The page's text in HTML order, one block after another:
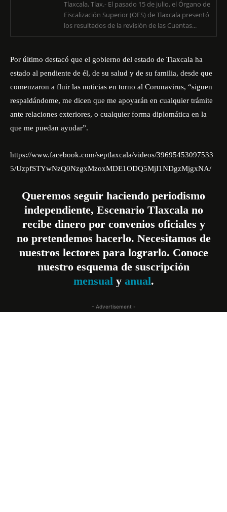
Tlaxcala, Tlax.- El pasado 15 de julio, el Órgano de
Fiscalización Superior (OFS) de Tlaxcala presentó
los resultados de la revisión de las Cuentas...
Por último destacó que el gobierno del estado de Tlaxcala ha
estado al pendiente de él, de su salud y de su familia, desde que
comenzaron a fluir las noticias en torno al Coronavirus, “siguen
respaldándome, me dicen que me apoyarán en cualquier trámite
ante relaciones exteriores, o cualquier forma diplomática en la
que me puedan ayudar”.
https://www.facebook.com/septlaxcala/videos/39695453097533
5/UzpfSTYwNzQ0NzgxMzoxMDE1ODQ5MjI1NDgzMjgxNA/
Queremos seguir haciendo periodismo
independiente, Escenario Tlaxcala no
recibe dinero por convenios oficiales y
no pretendemos hacerlo. Necesitamos de
nuestros lectores para lograrlo. Conoce
nuestro esquema de suscripción
mensualy anual.
- Advertisement -